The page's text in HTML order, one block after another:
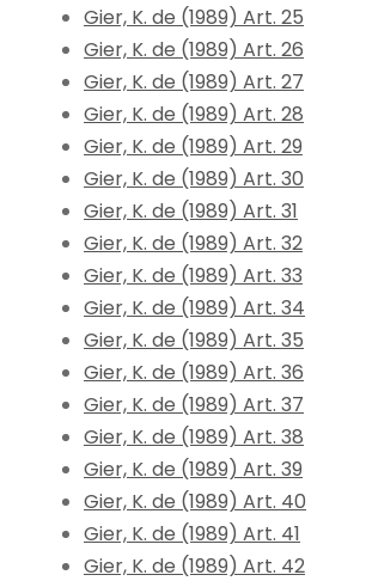
Gier, K. de (1989) Art. 25
Gier, K. de (1989) Art. 26
Gier, K. de (1989) Art. 27
Gier, K. de (1989) Art. 28
Gier, K. de (1989) Art. 29
Gier, K. de (1989) Art. 30
Gier, K. de (1989) Art. 31
Gier, K. de (1989) Art. 32
Gier, K. de (1989) Art. 33
Gier, K. de (1989) Art. 34
Gier, K. de (1989) Art. 35
Gier, K. de (1989) Art. 36
Gier, K. de (1989) Art. 37
Gier, K. de (1989) Art. 38
Gier, K. de (1989) Art. 39
Gier, K. de (1989) Art. 40
Gier, K. de (1989) Art. 41
Gier, K. de (1989) Art. 42